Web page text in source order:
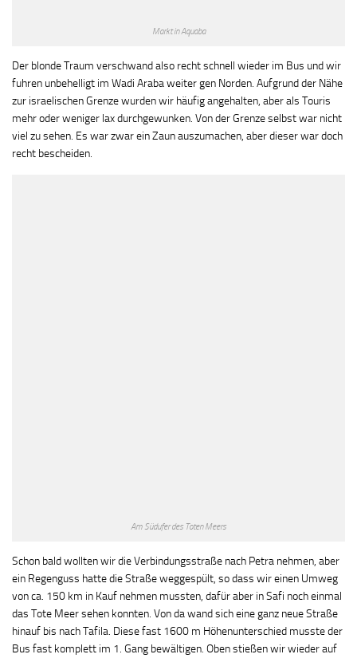
Markt in Aquaba
Der blonde Traum verschwand also recht schnell wieder im Bus und wir
fuhren unbehelligt im Wadi Araba weiter gen Norden. Aufgrund der Nähe
zur israelischen Grenze wurden wir häufig angehalten, aber als Touris
mehr oder weniger lax durchgewunken. Von der Grenze selbst war nicht
viel zu sehen. Es war zwar ein Zaun auszumachen, aber dieser war doch
recht bescheiden.
Am Südufer des Toten Meers
Schon bald wollten wir die Verbindungsstraße nach Petra nehmen, aber
ein Regenguss hatte die Straße weggespült, so dass wir einen Umweg
von ca. 150 km in Kauf nehmen mussten, dafür aber in Safi noch einmal
das Tote Meer sehen konnten. Von da wand sich eine ganz neue Straße
hinauf bis nach Tafila. Diese fast 1600 m Höhenunterschied musste der
Bus fast komplett im 1. Gang bewältigen. Oben stießen wir wieder auf